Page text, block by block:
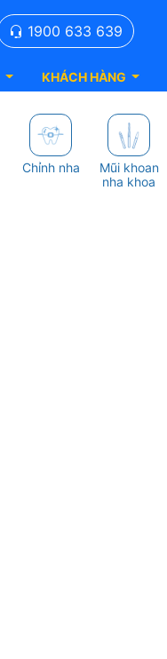
1900 633 639
KHÁCH HÀNG
Chỉnh nha
Mũi khoan
nha khoa